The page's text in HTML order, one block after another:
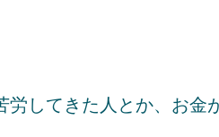
労してきた人とか、お金